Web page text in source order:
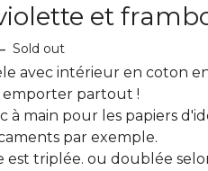
et
Sold out
avec intérieur en coton
emporter partout !
à main pour les papiers
par exemple.
est triplée. ou doublée